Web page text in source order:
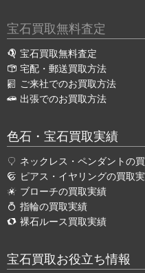
宝石買取無料査定
宝石買取無料査定
宅配・郵送買取方法
ご来社でのお買取方法
出張でのお買取方法
色石・宝石買取実績
ネックレス・ペンダントの
ピアス・イヤリングの買取
ブローチの買取実績
指輪の買取実績
裸石ルース買取実績
宝石買取お役立ち情報